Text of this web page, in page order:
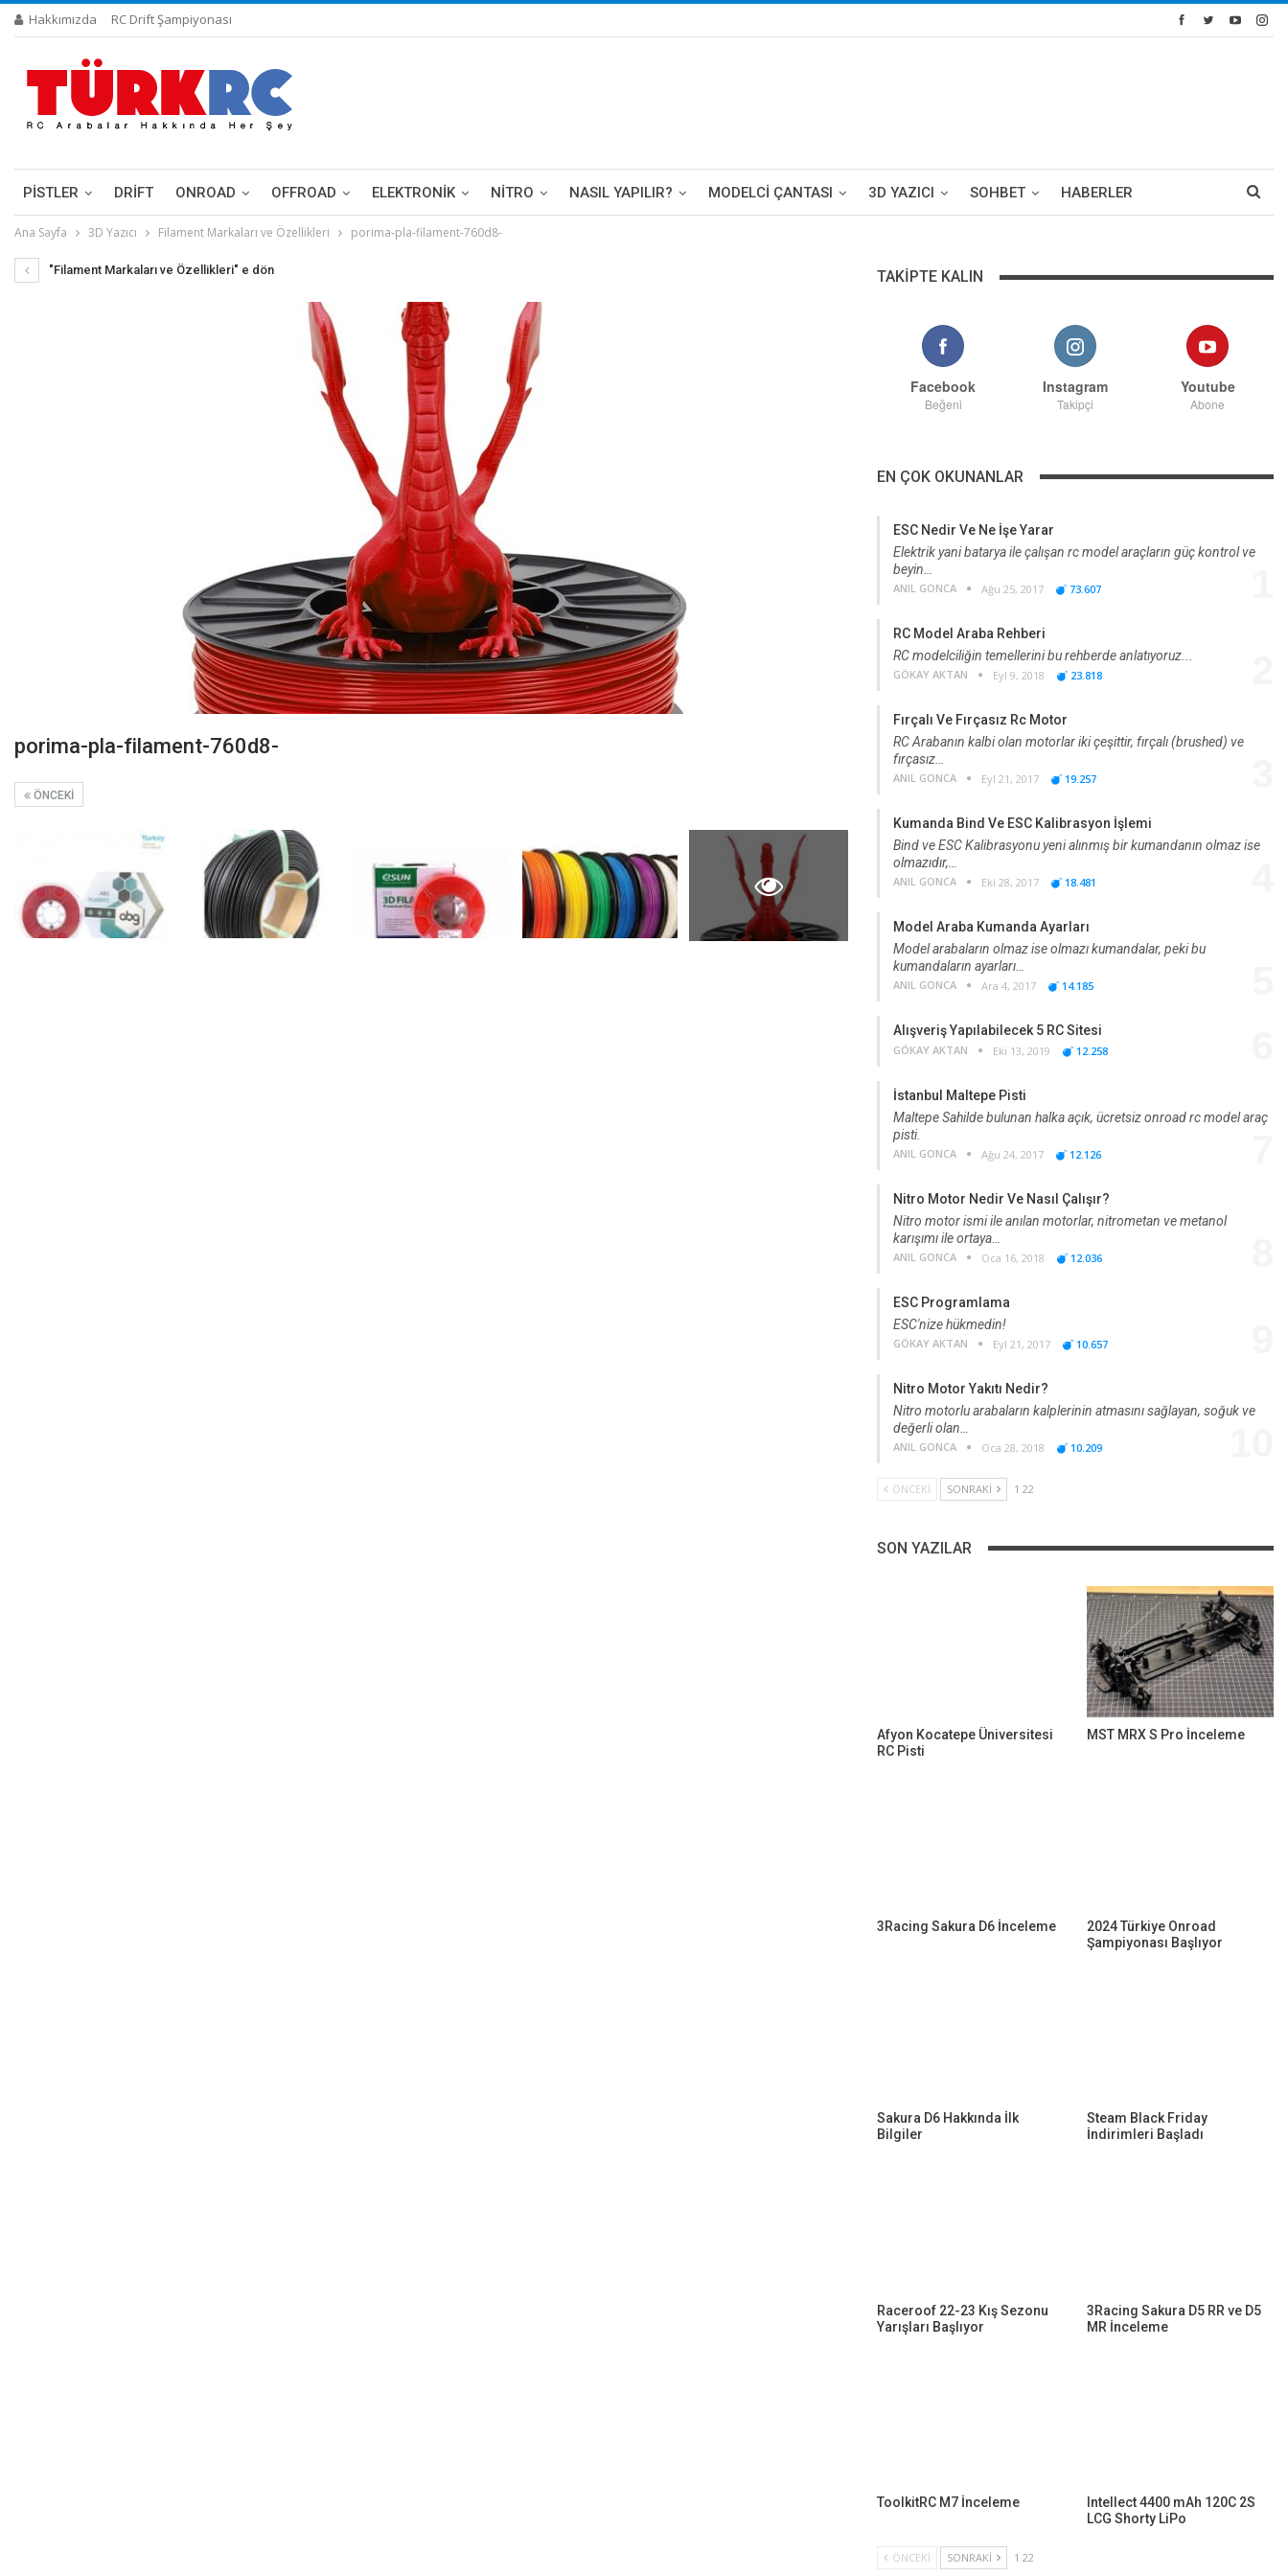
Hakkımızda RC Drift Şampiyonası
PİSTLER DRIFT ONROAD OFFROAD ELEKTRONIK NITRO NASIL YAPILIR? MODELCI ÇANTASI 3D YAZICI SOHBET HABERLER
Ana Sayfa 3D Yazıcı Filament Markaları ve Özellikleri porima-pla-filament-760d8-
"Filament Markaları ve Özellikleri" e dön
porima-pla-filament-760d8-
ÖNCEKI
TAKIPTE KALIN
Facebook
Beğeni
Instagram
Takipçi
Youtube
Abone
EN ÇOK OKUNANLAR
ESC Nedir Ve Ne İşe Yarar
Elektrik yani batarya ile çalışan rc model araçların güç kontrol ve
beyin…
ANIL GONCA Ağu 25, 2017 73.607
RC Model Araba Rehberi
RC modelciliğin temellerini bu rehberde anlatıyoruz...
GÖKAY AKTAN Eyl 9, 2018 23.818
Fırçalı Ve Fırçasız Rc Motor
RC Arabanın kalbi olan motorlar iki çeşittir, fırçalı (brushed) ve
fırçasız…
ANIL GONCA Eyl 21, 2017 19.257
Kumanda Bind Ve ESC Kalibrasyon İşlemi
Bind ve ESC Kalibrasyonu yeni alınmış bir kumandanın olmaz ise
olmazıdır,…
ANIL GONCA Eki 28, 2017 18.481
Model Araba Kumanda Ayarları
Model arabaların olmaz ise olmazı kumandalar, peki bu
kumandaların ayarları…
ANIL GONCA Ara 4, 2017 14.185
Alışveriş Yapılabilecek 5 RC Sitesi
GÖKAY AKTAN Eki 13, 2019 12.258
İstanbul Maltepe Pisti
Maltepe Sahilde bulunan halka açık, ücretsiz onroad rc model araç
pisti.
ANIL GONCA Ağu 24, 2017 12.126
Nitro Motor Nedir Ve Nasıl Çalışır?
Nitro motor ismi ile anılan motorlar, nitrometan ve metanol
karışımı ile ortaya…
ANIL GONCA Oca 16, 2018 12.036
ESC Programlama
ESC'nize hükmedin!
GÖKAY AKTAN Eyl 21, 2017 10.657
Nitro Motor Yakıtı Nedir?
Nitro motorlu arabaların kalplerinin atmasını sağlayan, soğuk ve
değerli olan…
ANIL GONCA Oca 28, 2018 10.209
ÖNCEKI SONRAKI 1 22
SON YAZILAR
Afyon Kocatepe Üniversitesi
RC Pisti
MST MRX S Pro İnceleme
3Racing Sakura D6 İnceleme
2024 Türkiye Onroad
Şampiyonası Başlıyor
Sakura D6 Hakkında İlk
Bilgiler
Steam Black Friday
İndirimleri Başladı
Raceroof 22-23 Kış Sezonu
Yarışları Başlıyor
3Racing Sakura D5 RR ve D5
MR İnceleme
ToolkitRC M7 İnceleme
Intellect 4400 mAh 120C 2S
LCG Shorty LiPo
ÖNCEKI SONRAKI 1 22